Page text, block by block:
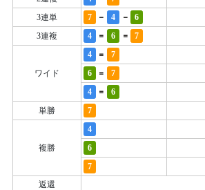
3連単
7 - 4 - 6
3連複
4 = 6 = 7
ワイド
4 = 7
6
= 7
4
= 6
単勝
7
複勝
4
6
7
返還